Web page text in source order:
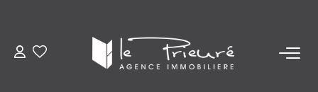
VENTES